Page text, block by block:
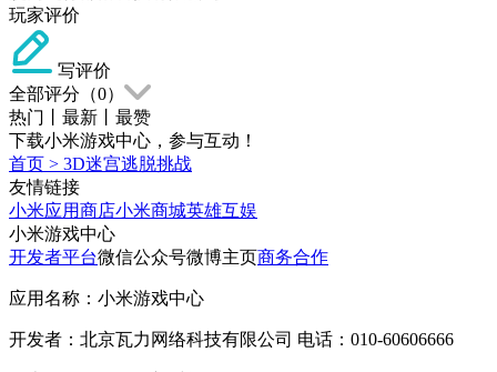
玩家评价
写评价
全部评分（0）
热门
最新
最赞
下载小米游戏中心，参与互动！
首页 > 3D迷宫逃脱挑战
友情链接
小米应用商店小米商城英雄互娱
小米游戏中心
开发者平台微信公众号微博主页商务合作
应用名称：小米游戏中心
开发者：北京瓦力网络科技有限公司 电话：010-60606666